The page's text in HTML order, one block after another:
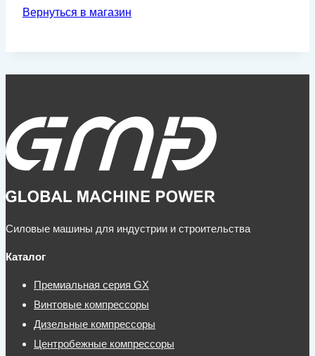
Вернуться в магазин
Силовые машины для индустрии и строительства
Каталог
Премиальная серия GX
Винтовые компрессоры
Дизельные компрессоры
Центробежные компрессоры